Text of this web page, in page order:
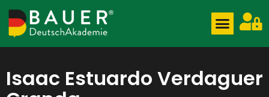
Isaac Estuardo Verdaguer